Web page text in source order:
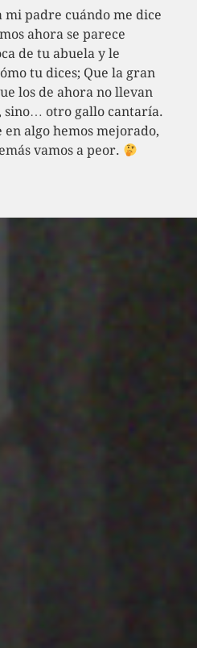
mi padre cuándo me dice
ahora se parece
de tu abuela y le
tu dices; Que la gran
los de ahora no llevan
sino… otro gallo cantaría.
en algo hemos mejorado,
vamos a peor.